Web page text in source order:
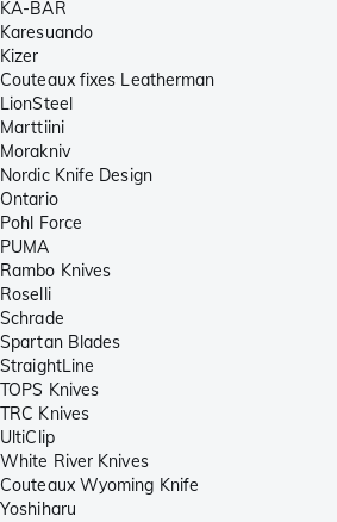
KA-BAR
Karesuando
Kizer
Couteaux fixes Leatherman
LionSteel
Marttiini
Morakniv
Nordic Knife Design
Ontario
Pohl Force
PUMA
Rambo Knives
Roselli
Schrade
Spartan Blades
StraightLine
TOPS Knives
TRC Knives
UltiClip
White River Knives
Couteaux Wyoming Knife
Yoshiharu